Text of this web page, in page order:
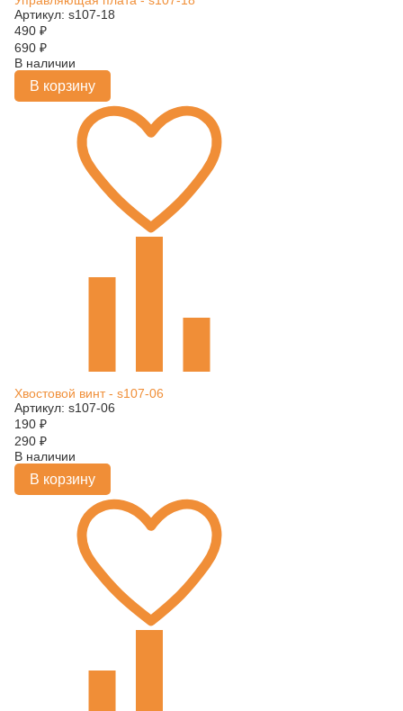
Артикул: s107-18
490 ₽
690 ₽
В наличии
В корзину
Хвостовой винт - s107-06
Артикул: s107-06
190 ₽
290 ₽
В наличии
В корзину